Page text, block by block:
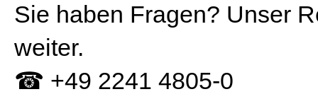
Sie haben Fragen? Unser
weiter.
☎ +49 2241 4805-0